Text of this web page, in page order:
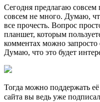
Сегодня предлагаю совсем
совсем не много. Думаю,
все прочесть. Вопрос
планшет, которым
комментах можно запросто
Думаю, что это будет
Тогда можно поддержать
сайта вы ведь уже